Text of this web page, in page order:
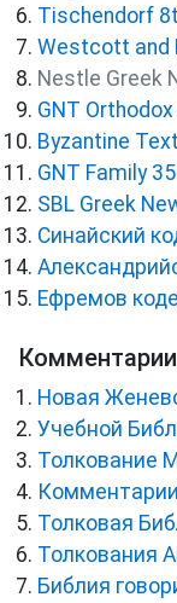
Tischendorf
Westcott and
Nestle Greek
GNT
Byzantine
GNT Family 35
SBL Greek
Синайский
Ефремов
Комментарии
Новая
Учебной
Толкование
Толковая
Толкования
Библия